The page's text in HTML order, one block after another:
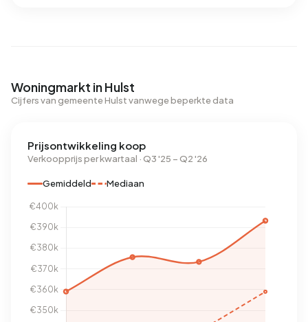
Woningmarkt in Hulst
Cijfers van gemeente Hulst vanwege beperkte data
Prijsontwikkeling koop
Verkoopprijs per kwartaal · Q3 '25 – Q2 '26
Gemiddeld Mediaan